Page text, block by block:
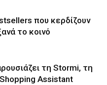
που κερδίζουν
το κοινό
τη Stormi, τη
Assistant